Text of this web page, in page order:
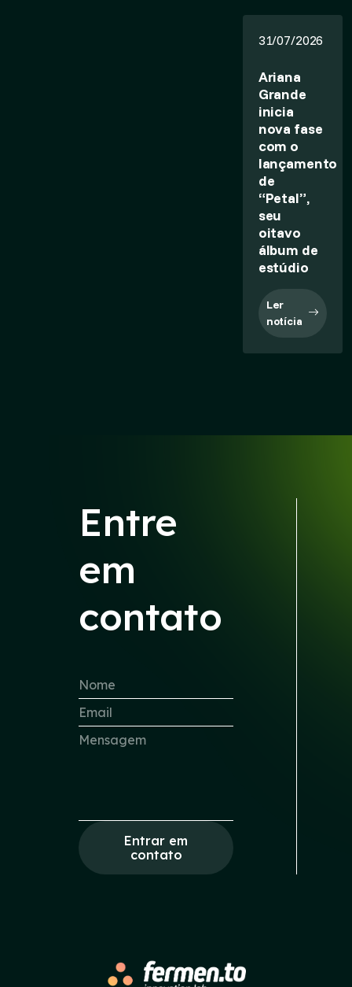
31/07/2026
Ariana
Grande
inicia
nova fase
com o
lançamento
de
“Petal”,
seu
oitavo
álbum de
estúdio
Ler
notícia
Entre
em
contato
Entrar em
contato